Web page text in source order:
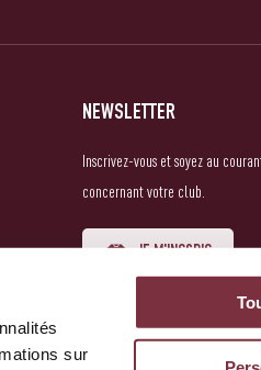
sur
NEWSLETTER
Inscrivez-vous et soyez au
concernant votre club.
JE M'INSCRIS